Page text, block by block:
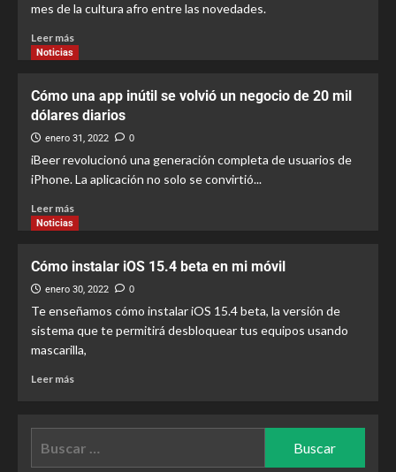
mes de la cultura afro entre las novedades.
Leer más
Noticias
Cómo una app inútil se volvió un negocio de 20 mil
dólares diarios
enero 31, 2022 0
iBeer revolucionó una generación completa de usuarios de
iPhone. La aplicación no solo se convirtió...
Leer más
Noticias
Cómo instalar iOS 15.4 beta en mi móvil
enero 30, 2022 0
Te enseñamos cómo instalar iOS 15.4 beta, la versión de
sistema que te permitirá desbloquear tus equipos usando
mascarilla,
Leer más